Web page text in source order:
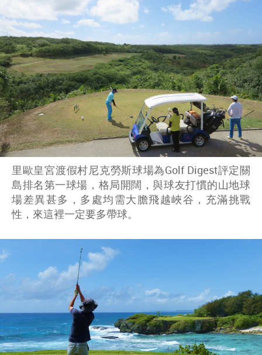
里歐皇宮渡假村尼克勞斯球場為Golf Digest評定關
島排名第一球場，格局開闊，與球友打慣的山地球
場差異甚多，多處均需大膽飛越峽谷，充滿挑戰
性，來這裡一定要多帶球。